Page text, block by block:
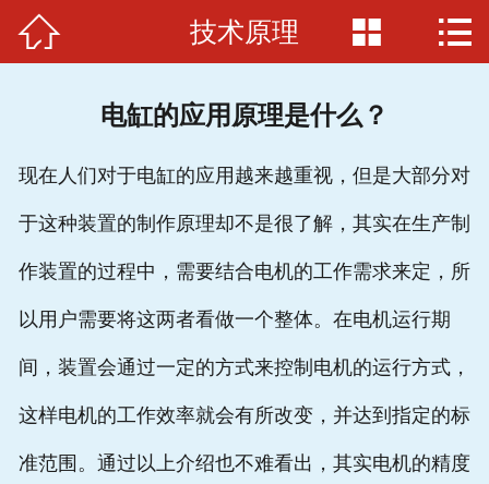
首页
联系我们
 技术原理  
电缸的应用原理是什么？
现在人们对于电缸的应用越来越重视，但是大部分对
于这种装置的制作原理却不是很了解，其实在生产制
作装置的过程中，需要结合电机的工作需求来定，所
以用户需要将这两者看做一个整体。在电机运行期
间，装置会通过一定的方式来控制电机的运行方式，
这样电机的工作效率就会有所改变，并达到指定的标
准范围。通过以上介绍也不难看出，其实电机的精度